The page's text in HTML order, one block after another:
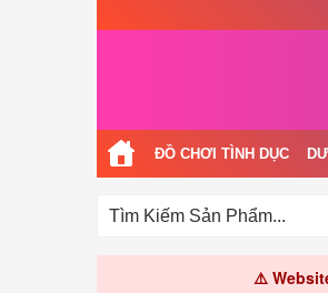
ĐỒ CHƠI TÌNH DỤC
⚠️